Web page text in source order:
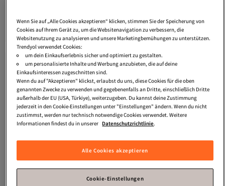
Gemusterter Herrenschal mit
Quasten (W4)
Versand kostenlos ab 35€
18,46€
Kurzer Herrenschal mit Quasten
Versand kostenlos ab 35€
29,72 €
Wenn Sie auf „Alle Cookies akzeptieren“ klicken, stimmen Sie der Speicherung von
Cookies auf Ihrem Gerät zu, um die Websitenavigation zu verbessern, die
Websitenutzung zu analysieren und unsere Marketingbemühungen zu unterstützen.
Trendyol verwendet Cookies:
um dein Einkaufserlebnis sicher und optimiert zu gestalten.
um personalisierte Inhalte und Werbung anzubieten, die auf deine
Einkaufsinteressen zugeschnitten sind.
Wenn du auf "Akzeptieren" klickst, erlaubst du uns, diese Cookies für die oben
genannten Zwecke zu verwenden und gegebenenfalls an Dritte, einschließlich Dritte
außerhalb der EU (USA, Türkiye), weiterzugeben. Du kannst deine Zustimmung
jederzeit in den Cookie-Einstellungen unter "Einstellungen" ändern. Wenn du nicht
zustimmst, werden nur technisch notwendige Cookies verwendet. Weitere
Informationen findest du in unserer Datenschutzrichtlinie.
Alle Cookies akzeptieren
Cookie-Einstellungen